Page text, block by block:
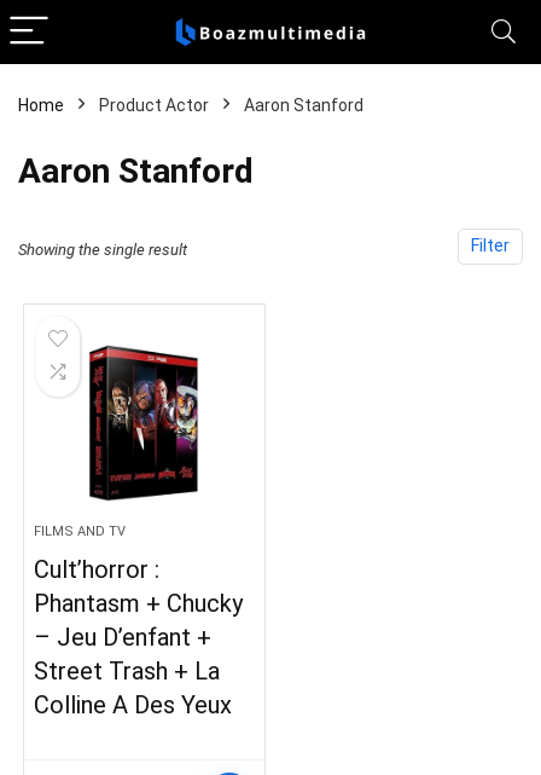
Home Product Actor Aaron Stanford
Aaron Stanford
Filter
Showing the single result
FILMS AND TV
Cult’horror :
Phantasm + Chucky
– Jeu D’enfant +
Street Trash + La
Colline A Des Yeux